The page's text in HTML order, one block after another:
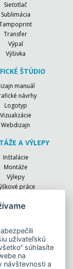
Sieťotlač
Sublimácia
Transfer
Výpal
Výšivka
ŠTÚDIO
manuál
návrhy
Logotyp
Vizualizácie
Webdizajn
A VÝLEPY
Inštalácie
Montáže
Výlepy
práce
RÚŠKA
užívateľskú
súhlasíte
na
návštevnosti a